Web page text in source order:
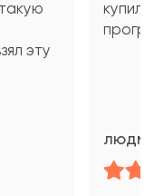
эту